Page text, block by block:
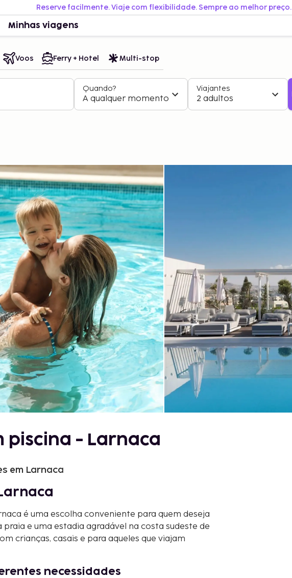
Reserve facilmente. Viaje com flexibilidade. Sempre ao melhor preço.
Minhas viagens
Voos Ferry + Hotel Multi-stop
Quando?
A qualquer momento
Viajantes
2 adultos
piscina - Larnaca
em Larnaca
é uma escolha conveniente para quem deseja
e uma estadia agradável na costa sudeste de
crianças, casais e para aqueles que viajam
necessidades